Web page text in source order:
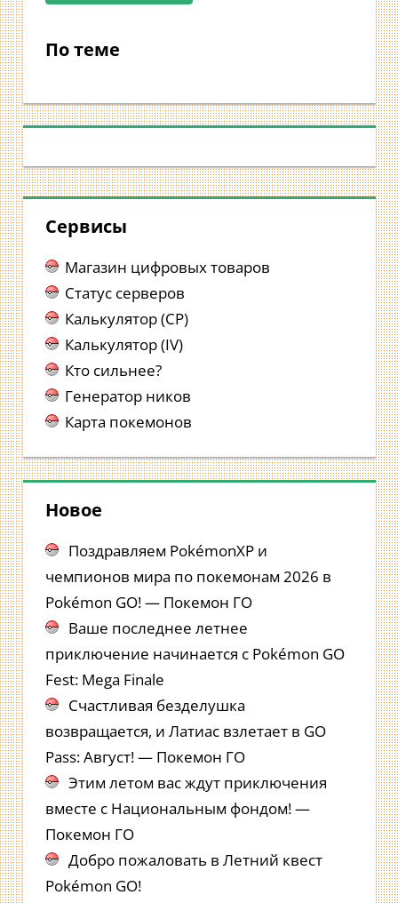
По теме
Сервисы
Магазин цифровых товаров
Статус серверов
Калькулятор (CP)
Калькулятор (IV)
Кто сильнее?
Генератор ников
Карта покемонов
Новое
Поздравляем PokémonXP и
чемпионов мира по покемонам 2026 в
Pokémon GO! — Покемон ГО
Ваше последнее летнее
приключение начинается с Pokémon GO
Fest: Mega Finale
Счастливая безделушка
возвращается, и Латиас взлетает в GO
Pass: Август! — Покемон ГО
Этим летом вас ждут приключения
вместе с Национальным фондом! —
Покемон ГО
Добро пожаловать в Летний квест
Pokémon GO!